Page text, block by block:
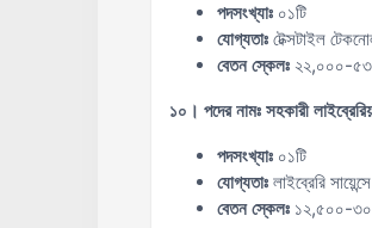
পদসংখ্যাঃ০১টি
যোগ্যতাঃটেক্সটাইল
বেতন স্কেলঃ২২,০০০-
১০। পদের নামঃ সহকারী
পদসংখ্যাঃ০১টি
যোগ্যতাঃলাইব্রেরি
বেতন স্কেলঃ১২,৫০০-